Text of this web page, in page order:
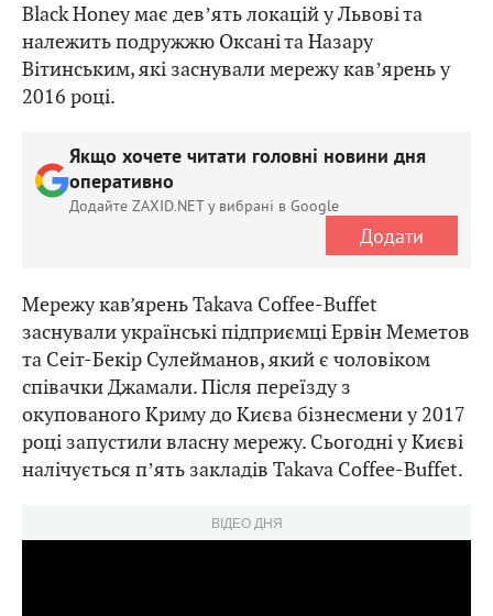
Black Honey має девʼять локацій у Львові та
належить подружжю Оксані та Назару
Вітинським, які заснували мережу кавʼярень у
2016 році.
Якщо хочете читати головні новини дня
оперативно
Додайте ZAXID.NET у вибрані в Google
Додати
Мережу кав’ярень Takava Coffee-Buffet
заснували українські підприємці Ервін Меметов
та Сеіт-Бекір Сулейманов, який є чоловіком
співачки Джамали. Після переїзду з
окупованого Криму до Києва бізнесмени у 2017
році запустили власну мережу. Сьогодні у Києві
налічується пʼять закладів Takava Coffee-Buffet.
ВІДЕО ДНЯ